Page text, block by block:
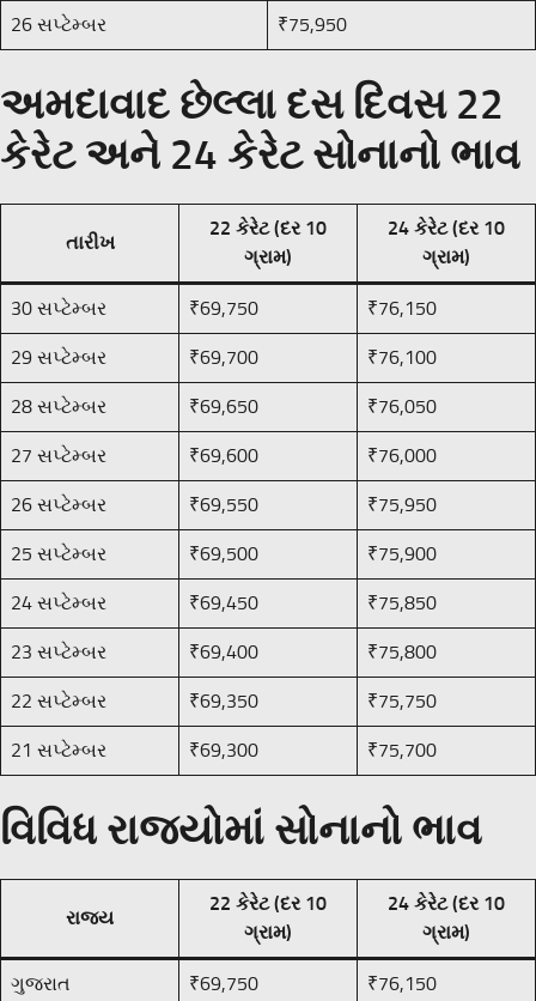
26 સપ્ટેમ્બર ₹75,950
અમદાવાદ છેલ્લા દસ દિવસ 22
કેરેટ અને 24 કેરેટ સોનાનો ભાવ
તારીખ
22 કેરેટ (દર 10
ગ્રામ)
24 કેરેટ (દર 10
ગ્રામ)
30 સપ્ટેમ્બર ₹69,750 ₹76,150
29 સપ્ટેમ્બર ₹69,700 ₹76,100
28 સપ્ટેમ્બર ₹69,650 ₹76,050
27 સપ્ટેમ્બર ₹69,600 ₹76,000
26 સપ્ટેમ્બર ₹69,550 ₹75,950
25 સપ્ટેમ્બર ₹69,500 ₹75,900
24 સપ્ટેમ્બર ₹69,450 ₹75,850
23 સપ્ટેમ્બર ₹69,400 ₹75,800
22 સપ્ટેમ્બર ₹69,350 ₹75,750
21 સપ્ટેમ્બર ₹69,300 ₹75,700
વિવિધ રાજ્યોમાં સોનાનો ભાવ
રાજ્ય
22 કેરેટ (દર 10
ગ્રામ)
24 કેરેટ (દર 10
ગ્રામ)
ગુજરાત ₹69,750 ₹76,150